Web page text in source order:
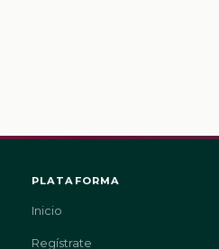
PLATAFORMA
Inicio
Regístrate